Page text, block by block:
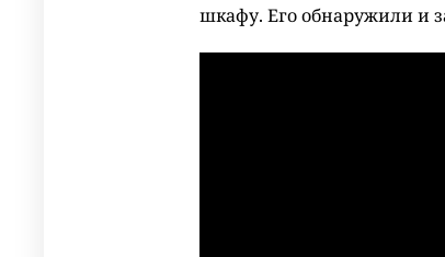
шкафу. Его обнаружили и